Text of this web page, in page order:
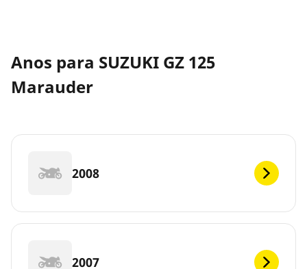
Anos para SUZUKI GZ 125
Marauder
2008
2007